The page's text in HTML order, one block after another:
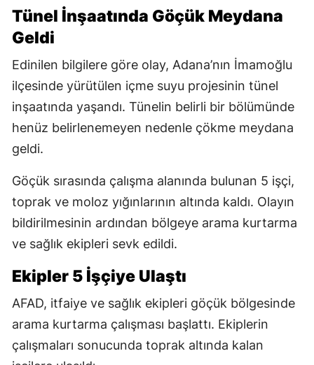
Tünel İnşaatında Göçük Meydana
Geldi
Edinilen bilgilere göre olay, Adana’nın İmamoğlu
ilçesinde yürütülen içme suyu projesinin tünel
inşaatında yaşandı. Tünelin belirli bir bölümünde
henüz belirlenemeyen nedenle çökme meydana
geldi.
Göçük sırasında çalışma alanında bulunan 5 işçi,
toprak ve moloz yığınlarının altında kaldı. Olayın
bildirilmesinin ardından bölgeye arama kurtarma
ve sağlık ekipleri sevk edildi.
Ekipler 5 İşçiye Ulaştı
AFAD, itfaiye ve sağlık ekipleri göçük bölgesinde
arama kurtarma çalışması başlattı. Ekiplerin
çalışmaları sonucunda toprak altında kalan